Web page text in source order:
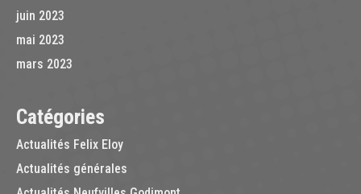
juin 2023
mai 2023
mars 2023
Catégories
Actualités Felix Eloy
Actualités générales